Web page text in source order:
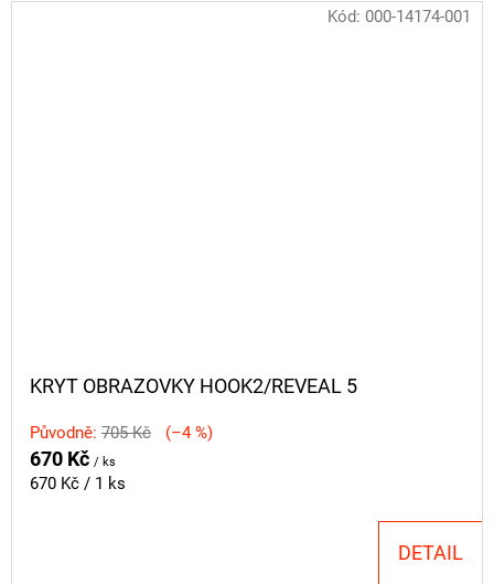
KRYT OBRAZOVKY HOOK2/REVEAL 5
Původně: 705 Kč (–4 %)
670 Kč / ks
Měrná
670 Kč / 1 ks
DETAIL
Kód: 000-14174-001